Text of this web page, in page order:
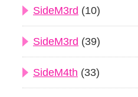
SideM3rd (10)
SideM3rd (39)
SideM4th (33)